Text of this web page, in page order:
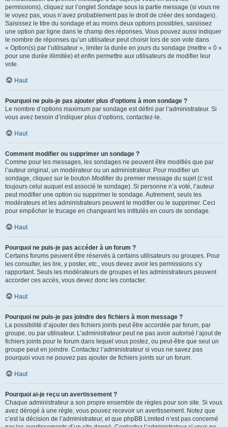
permissions), cliquez sur l’ongletSondage sous la partie message (si vous ne
le voyez pas, vous n’avez probablement pas le droit de créer des sondages).
Saisissez le titre du sondage et au moins deux options possibles, saisissez
une option par ligne dans le champ des réponses. Vous pouvez aussi indiquer
le nombre de réponses qu’un utilisateur peut choisir lors de son vote dans
« Option(s) par l’utilisateur », limiter la durée en jours du sondage (mettre « 0 »
pour une durée illimitée) et enfin permettre aux utilisateurs de modifier leur
vote.
Haut
Pourquoi ne puis-je pas ajouter plus d’options à mon sondage ?
Le nombre d’options maximum par sondage est défini par l’administrateur. Si
vous avez besoin d’indiquer plus d’options, contactez-le.
Haut
Comment modifier ou supprimer un sondage ?
Comme pour les messages, les sondages ne peuvent être modifiés que par
l’auteur original, un modérateur ou un administrateur. Pour modifier un
sondage, cliquez sur le bouton Modifierdu premier message du sujet (c’est
toujours celui auquel est associé le sondage). Si personne n’a voté, l’auteur
peut modifier une option ou supprimer le sondage. Autrement, seuls les
modérateurs et les administrateurs peuvent le modifier ou le supprimer. Ceci
pour empêcher le trucage en changeant les intitulés en cours de sondage.
Haut
Pourquoi ne puis-je pas accéder à un forum ?
Certains forums peuvent être réservés à certains utilisateurs ou groupes. Pour
les consulter, les lire, y poster, etc., vous devez avoir les permissions s’y
rapportant. Seuls les modérateurs de groupes et les administrateurs peuvent
accorder ces accès, vous devez donc les contacter.
Haut
Pourquoi ne puis-je pas joindre des fichiers à mon message ?
La possibilité d’ajouter des fichiers joints peut être accordée par forum, par
groupe, ou par utilisateur. L’administrateur peut ne pas avoir autorisé l’ajout de
fichiers joints pour le forum dans lequel vous postez, ou peut-être que seul un
groupe peut en joindre. Contactez l’administrateur si vous ne savez pas
pourquoi vous ne pouvez pas ajouter de fichiers joints sur un forum.
Haut
Pourquoi ai-je reçu un avertissement ?
Chaque administrateur a son propre ensemble de règles pour son site. Si vous
avez dérogé à une règle, vous pouvez recevoir un avertissement. Notez que
c’est la décision de l’administrateur, et que phpBB Limited n’est pas concerné